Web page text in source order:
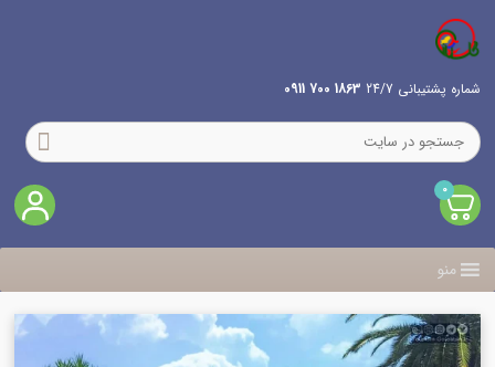
شماره پشتیبانی 24/7 1863 700 0911
0
منو